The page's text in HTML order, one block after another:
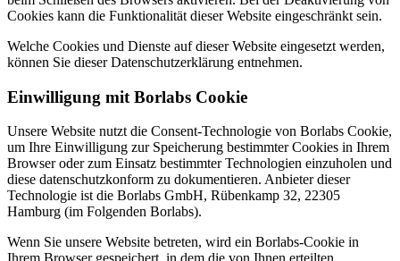
Cookies kann die Funktionalität dieser Website eingeschränkt sein.
Welche Cookies und Dienste auf dieser Website eingesetzt werden,
können Sie dieser Datenschutzerklärung entnehmen.
Einwilligung mit Borlabs Cookie
Unsere Website nutzt die Consent-Technologie von Borlabs Cookie,
um Ihre Einwilligung zur Speicherung bestimmter Cookies in Ihrem
Browser oder zum Einsatz bestimmter Technologien einzuholen und
diese datenschutzkonform zu dokumentieren. Anbieter dieser
Technologie ist die Borlabs GmbH, Rübenkamp 32, 22305
Hamburg (im Folgenden Borlabs).
Wenn Sie unsere Website betreten, wird ein Borlabs-Cookie in